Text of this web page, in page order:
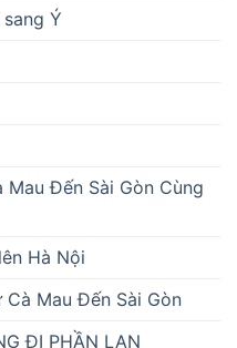
Ý
Mau Đến Sài Gòn Cùng
Hà Nội
Cà Mau Đến Sài Gòn
ĐI PHẦN LAN